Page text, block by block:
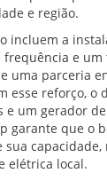
e região.
incluem a
frequência e
uma parceria
esse reforço, o
e um gerador
garante que o
sua
elétrica local.